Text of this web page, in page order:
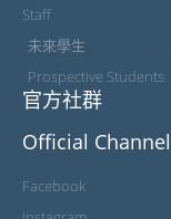
Staff
未來學生
Prospective Students
官方社群
Official Channel
Facebook